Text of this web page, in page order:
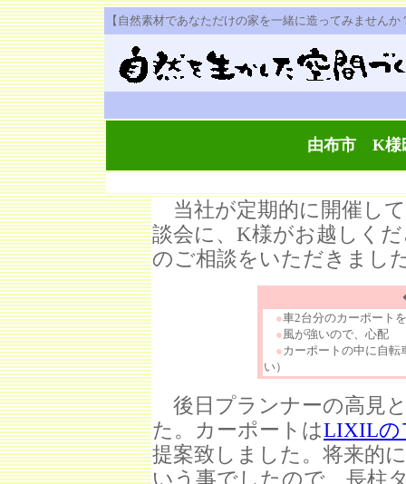
【自然素材であなただけの家を一緒に造ってみませんか
由布市 K様
当社が定期的に開催し
談会に、K様がお越しく
のご相談をいただきまし
●車2台分のカーポート
●風が強いので、心配
● カーポートの中に自
い）
後日プランナーの高見
た。カーポートはLIXILの
提案致しました。将来的
いう事でしたので、長柱